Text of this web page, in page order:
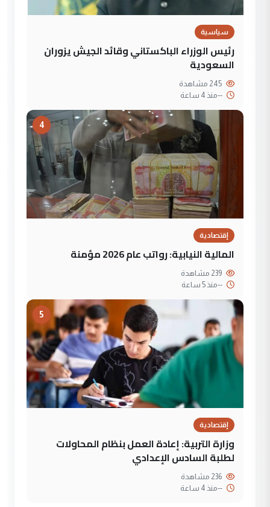
سياسية
رئيس الوزراء الباكستاني وقائد الجيش يزوران
السعودية
--منذ 4 ساعة
4
إقتصادية
المالية النيابية: رواتب عام 2026 مؤمنة
--منذ 5 ساعة
5
إقتصادية
وزارة التربية: إعادة العمل بنظام المحاولات
لطلبة السادس الإعدادي
--منذ 4 ساعة